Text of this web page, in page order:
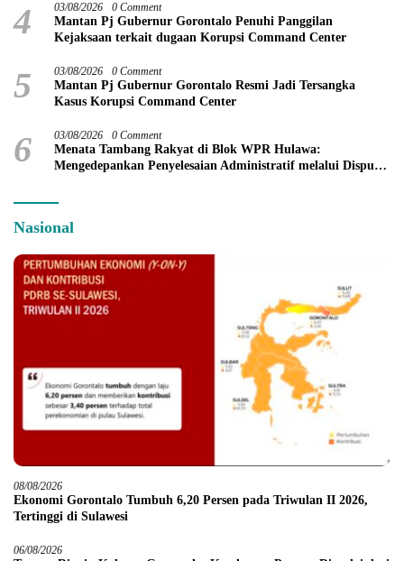
4 03/08/2026 0 Comment
Mantan Pj Gubernur Gorontalo Penuhi Panggilan
Kejaksaan terkait dugaan Korupsi Command Center
5 03/08/2026 0 Comment
Mantan Pj Gubernur Gorontalo Resmi Jadi Tersangka
Kasus Korupsi Command Center
6 03/08/2026 0 Comment
Menata Tambang Rakyat di Blok WPR Hulawa:
Mengedepankan Penyelesaian Administratif melalui Dispute
Nasional
08/08/2026
Ekonomi Gorontalo Tumbuh 6,20 Persen pada Triwulan II 2026,
Tertinggi di Sulawesi
06/08/2026